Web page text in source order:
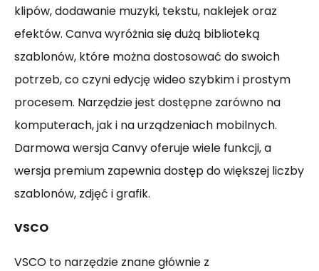
klipów, dodawanie muzyki, tekstu, naklejek oraz
efektów. Canva wyróżnia się dużą biblioteką
szablonów, które można dostosować do swoich
potrzeb, co czyni edycję wideo szybkim i prostym
procesem. Narzędzie jest dostępne zarówno na
komputerach, jak i na urządzeniach mobilnych.
Darmowa wersja Canvy oferuje wiele funkcji, a
wersja premium zapewnia dostęp do większej liczby
szablonów, zdjęć i grafik.
VSCO
VSCO to narzędzie znane głównie z